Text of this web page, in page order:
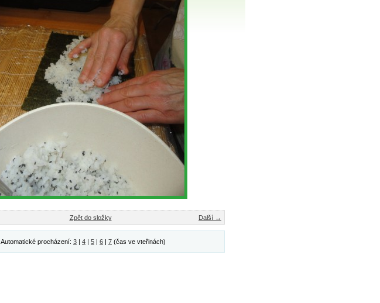
Další →
Zpět do složky
Automatické procházení: 3 | 4 | 5 | 6 | 7 (čas ve vteřinách)